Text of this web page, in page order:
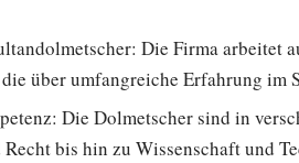
Die Firma arbeitet
über umfangreiche Erfahrung im
Die Dolmetscher sind in
bis hin zu Wissenschaft und